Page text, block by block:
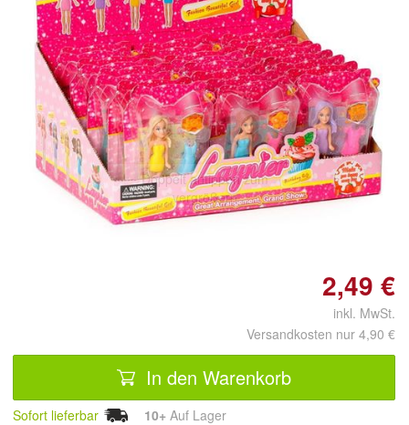
Doppelt antippen zum
vergrößern
2,49 €
inkl. MwSt.
Versandkosten nur 4,90 €
In den Warenkorb
Sofort lieferbar 10+ Auf Lager